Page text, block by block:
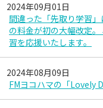
2024年09月01日
間違った「先取り学習」
の料金が初の大幅改定
習を応援いたします。
2024年08月09日
FMヨコハマの「Lovely